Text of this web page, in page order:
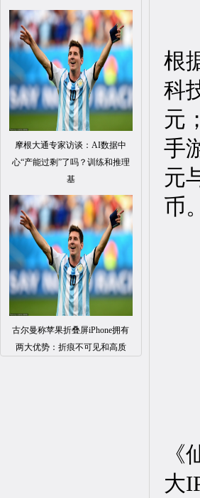
摩根大通专家访谈：AI数据中
心“产能过剩”了吗？训练和推理
基
古尔曼称苹果折叠屏iPhone拥有
两大优势：折痕不可见和高质
根
科
元
手
元
币。
大